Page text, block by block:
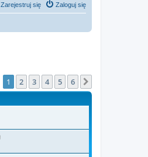
Zaloguj się
Zarejestruj się
1 2 3 4 5 6